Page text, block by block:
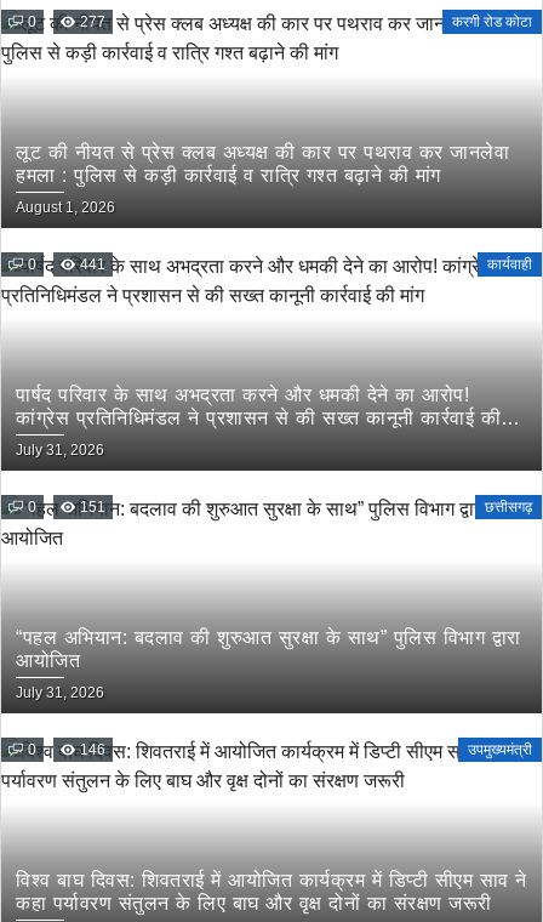
0 277 करगी रोड कोटा
लूट की नीयत से प्रेस क्लब अध्यक्ष की कार पर पथराव कर जानलेवा
हमला : पुलिस से कड़ी कार्रवाई व रात्रि गश्त बढ़ाने की मांग
August 1, 2026
0 441 कार्यवाही
पार्षद परिवार के साथ अभद्रता करने और धमकी देने का आरोप!
कांग्रेस प्रतिनिधिमंडल ने प्रशासन से की सख्त कानूनी कार्रवाई की
मांग
July 31, 2026
0 151 छत्तीसगढ़
“पहल अभियान: बदलाव की शुरुआत सुरक्षा के साथ” पुलिस विभाग द्वारा
आयोजित
July 31, 2026
0 146 उपमुख्यमंत्री
विश्व बाघ दिवस: शिवतराई में आयोजित कार्यक्रम में डिप्टी सीएम साव ने
कहा पर्यावरण संतुलन के लिए बाघ और वृक्ष दोनों का संरक्षण जरूरी